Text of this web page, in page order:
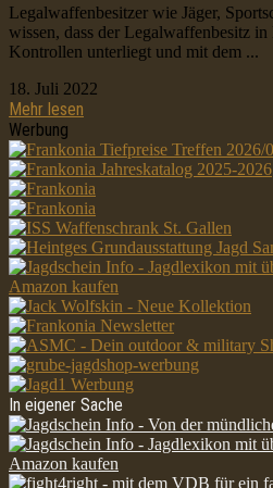
Legalwaffenbesitzer wie Jäger,
wissen, dass der Legalwaffenbesitz in
Kontrollen unterliegt und mit dem ...
18. Juli 2022
Mehr lesen
Werbung
In eigener Sache